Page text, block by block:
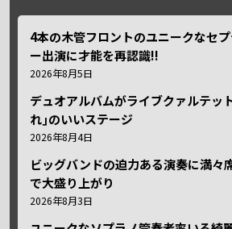
4本の木管フロントのユニークなセ
ー出演に才能を再認識!!
2026年8月5日
デュオアルバムがライブクァルテッ
れ｣のいいステージ
2026年8月4日
ビッグバンドの迫力ある演奏に満々
で大盛り上がり
2026年8月3日